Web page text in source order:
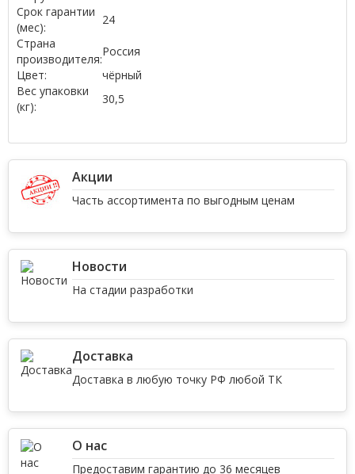
Срок гарантии
(мес):
24
Страна
производителя:
Россия
Цвет:
чёрный
Вес упаковки
(кг):
30,5
Акции
Часть ассортимента по выгодным ценам
Новости
На стадии разработки
Доставка
Доставка в любую точку РФ любой ТК
О нас
Предоставим гарантию до 36 месяцев